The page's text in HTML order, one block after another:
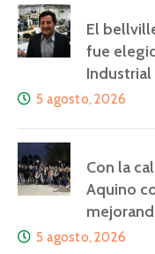
El
fue
5 agosto, 2026
Con la
Aquino
5 agosto, 2026